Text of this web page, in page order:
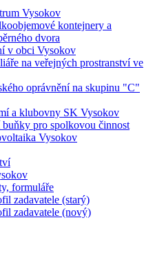
Vysokov
kontejnery a
dvora
v obci Vysokov
na veřejných prostranství ve
oprávnění na skupinu "C"
a klubovny SK Vysokov
pro spolkovou činnost
Vysokov
formuláře
zadavatele (starý)
zadavatele (nový)